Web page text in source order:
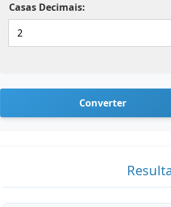
Casas Decimais:
Converter